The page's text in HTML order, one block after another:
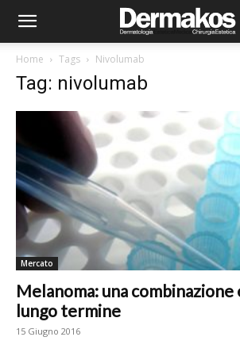
Home Tags Nivolumab
Tag: nivolumab
Mercato
Melanoma: una combinazione
lungo termine
15 Giugno 2016